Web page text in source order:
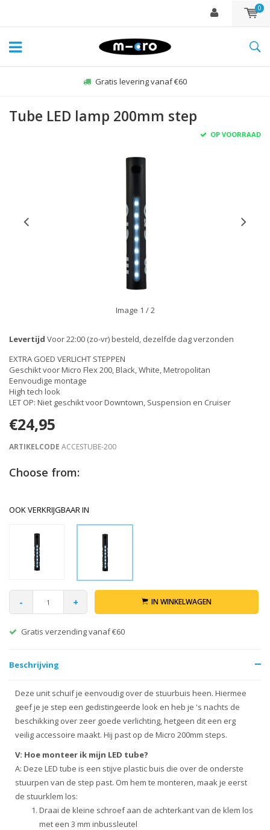
0
Gratis levering vanaf €60
Tube LED lamp 200mm step
OP VOORRAAD
Image 1 / 2
Levertijd Voor 22:00 (zo-vr) besteld, dezelfde dag verzonden
EXTRA GOED VERLICHT STEPPEN
Geschikt voor Micro Flex 200, Black, White, Metropolitan
Eenvoudige montage
High tech look
LET OP: Niet geschikt voor Downtown, Suspension en Cruiser
€24,95
ARTIKELCODE ACCESTUBE-200
Choose from:
OOK VERKRIJGBAAR IN
- + IN WINKELWAGEN
Gratis verzending vanaf €60
Beschrijving
Deze unit schuif je eenvoudig over de stuurbuis heen. Hiermee
geef je je step een gedistingeerde look en heb je 's nachts de
beschikking over zeer goede verlichting, hetgeen dit een erg
veilig accessoire maakt. Hij past op de Micro 200mm steps.
V: Hoe monteer ik mijn LED tube?
A: Deze LED tube is een stijve plastic buis die over de onderste
stuurpen van de step past. Om hem te monteren, maak je eerst
de stuurklem los:
Draai de kleine schroef aan de achterkant van de klem los
met een 3 mm inbussleutel